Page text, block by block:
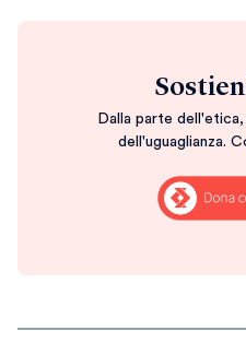
Dalla parte
dell'uguaglianza.